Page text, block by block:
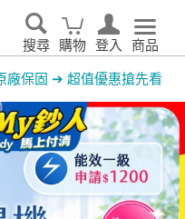
搜尋 購物 登入 商品
優惠起 ▶了解更多